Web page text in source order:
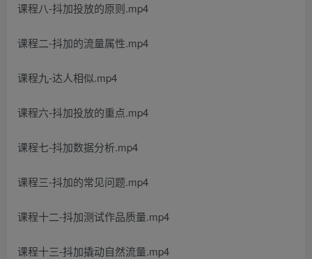
课程八-抖加投放的原则.mp4
课程二-抖加的流量属性.mp4
课程九-达人相似.mp4
课程六-抖加投放的重点.mp4
课程七-抖加数据分析.mp4
课程三-抖加的常见问题.mp4
课程十二-抖加测试作品质量.mp4
课程十三-抖加撬动自然流量.mp4